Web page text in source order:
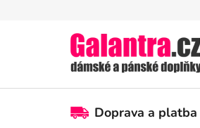
Doprava a platba